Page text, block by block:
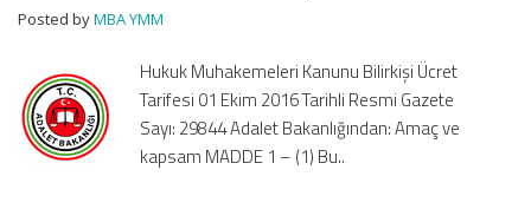
Bilirkişi
Tarifesi
için
Posted byMBA YMM
Hukuk Muhakemeleri Kanunu Bilirkişi Ücret
Tarifesi 01 Ekim 2016 Tarihli Resmi Gazete
Sayı: 29844 Adalet Bakanlığından: Amaç ve
kapsam MADDE 1 – (1) Bu..